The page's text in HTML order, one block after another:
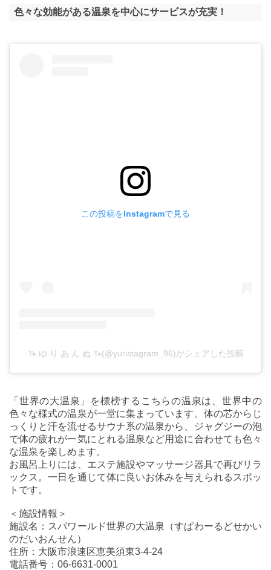
色々な効能がある温泉を中心にサービスが充実！
この投稿をInstagramで見る
🦄 ゆ り あ ん ぬ 🦄(@yuristagram_96)がシェアした投稿
「世界の大温泉」を標榜するこちらの温泉は、世界中の
色々な様式の温泉が一堂に集まっています。体の芯からじ
っくりと汗を流せるサウナ系の温泉から、ジャグジーの泡
で体の疲れが一気にとれる温泉など用途に合わせても色々
な温泉を楽しめます。
お風呂上りには、エステ施設やマッサージ器具で再びリラ
ックス。一日を通じて体に良いお休みを与えられるスポッ
トです。
＜施設情報＞
施設名：スパワールド世界の大温泉（すぱわーるどせかい
のだいおんせん）
住所：大阪市浪速区恵美須東3-4-24
電話番号：06-6631-0001